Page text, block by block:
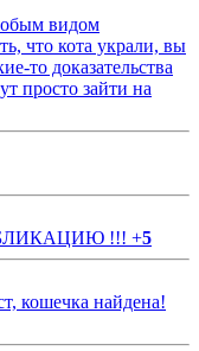
видом
что кота украли, вы
то доказательства
просто зайти на
!!! +5
кошечка найдена!